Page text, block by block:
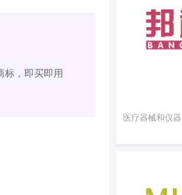
标，即买即用